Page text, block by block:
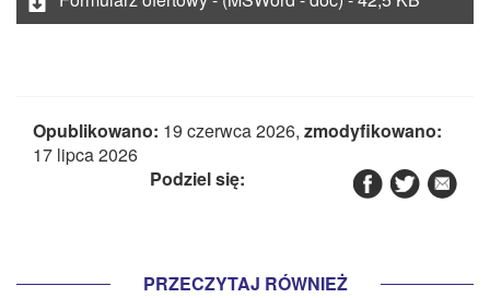
Opublikowano: 19 czerwca 2026, zmodyfikowano:
17 lipca 2026
Podziel się:
PRZECZYTAJ RÓWNIEŻ